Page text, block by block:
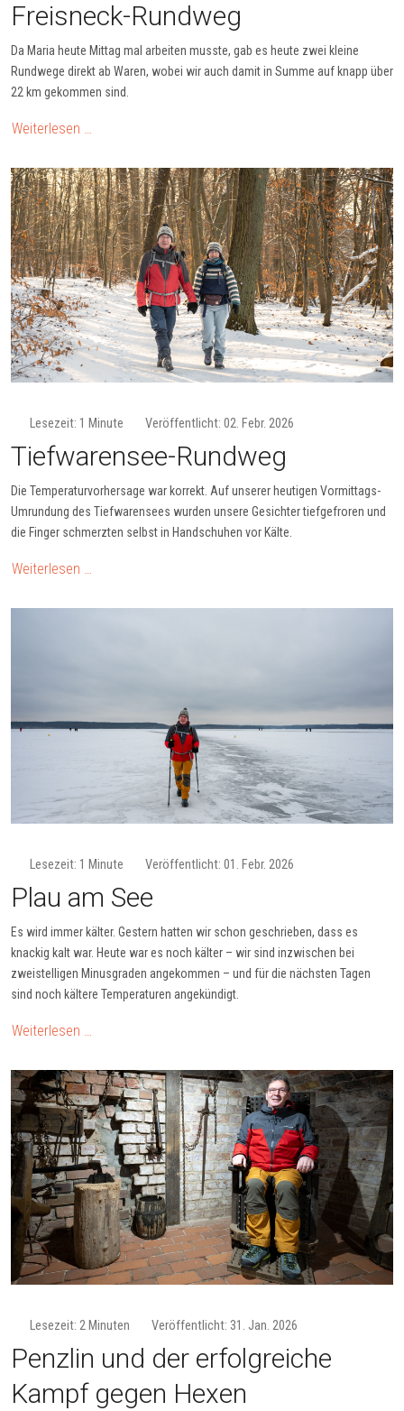
Freisneck-Rundweg
Da Maria heute Mittag mal arbeiten musste, gab es heute zwei kleine
Rundwege direkt ab Waren, wobei wir auch damit in Summe auf knapp über
22 km gekommen sind.
Weiterlesen …
Lesezeit: 1 Minute Veröffentlicht: 02. Febr. 2026
Tiefwarensee-Rundweg
Die Temperaturvorhersage war korrekt. Auf unserer heutigen Vormittags-
Umrundung des Tiefwarensees wurden unsere Gesichter tiefgefroren und
die Finger schmerzten selbst in Handschuhen vor Kälte.
Weiterlesen …
Lesezeit: 1 Minute Veröffentlicht: 01. Febr. 2026
Plau am See
Es wird immer kälter. Gestern hatten wir schon geschrieben, dass es
knackig kalt war. Heute war es noch kälter – wir sind inzwischen bei
zweistelligen Minusgraden angekommen – und für die nächsten Tagen
sind noch kältere Temperaturen angekündigt.
Weiterlesen …
Lesezeit: 2 Minuten Veröffentlicht: 31. Jan. 2026
Penzlin und der erfolgreiche
Kampf gegen Hexen